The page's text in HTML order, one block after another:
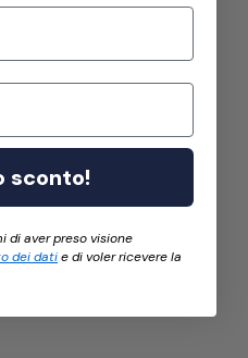
sconto!
di aver preso visione
dei datie di voler ricevere la